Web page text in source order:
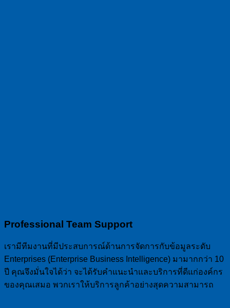
Professional Team Support
เรามีทีมงานที่มีประสบการณ์ด้านการจัดการกับข้อมูลระดับ
Enterprises (ฺEnterprise Business Intelligence) มามากกว่า 10
ปี คุณจึงมั่นใจได้ว่า จะได้รับคำแนะนำและบริการที่ดีแก่องค์กร
ของคุณเสมอ พวกเราให้บริการลูกค้าอย่างสุดความสามารถ